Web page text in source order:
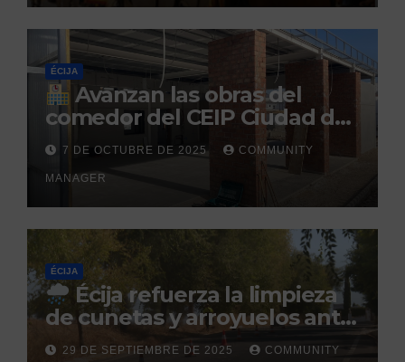
ÉCIJA
Avanzan las obras del
comedor del CEIP Ciudad del
Sol: su finalización está
prevista para finales de 2025
7 DE OCTUBRE DE 2025 COMMUNITY
MANAGER
ÉCIJA
Écija refuerza la limpieza
de cunetas y arroyuelos ante
la llegada de las lluvias
29 DE SEPTIEMBRE DE 2025 COMMUNITY